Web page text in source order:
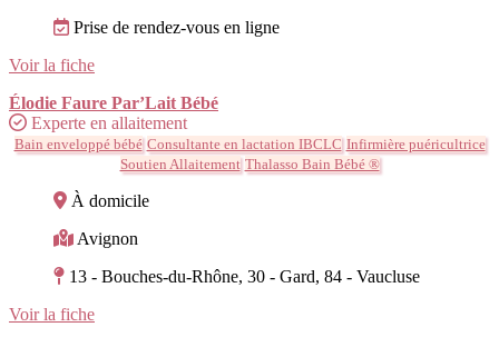
Prise de rendez-vous en ligne
Voir la fiche
Élodie Faure Par’Lait Bébé
Experte en allaitement
Bain enveloppé bébé Consultante en lactation IBCLC Infirmière puéricultrice
Soutien Allaitement Thalasso Bain Bébé ®
À domicile
Avignon
13 - Bouches-du-Rhône, 30 - Gard, 84 - Vaucluse
Voir la fiche